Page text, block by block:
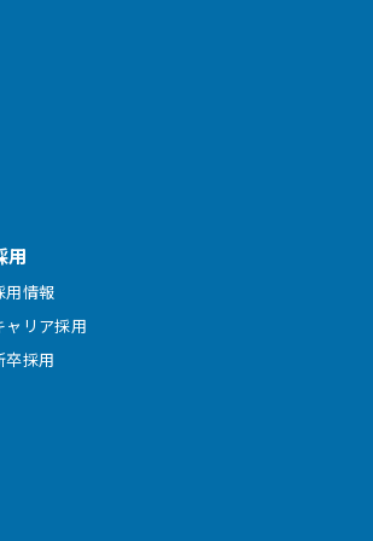
用
用情報
ャリア採用
卒採用